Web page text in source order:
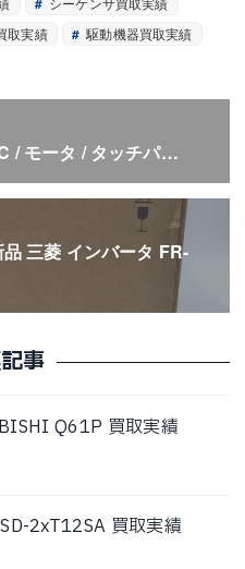
取実績 駆動機器買取実績
/ モータ / タッチパ…
三菱 インバータ FR-
事
Q61P 買取実績
2xT12SA 買取実績